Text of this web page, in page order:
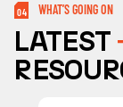
04 WHAT’S GOING ON
LATEST